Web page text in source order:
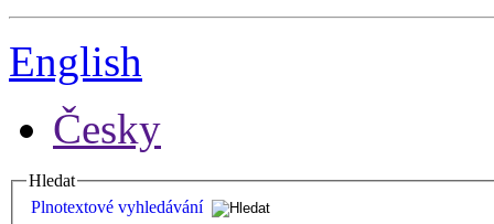
English
Česky
Hledat
Plnotextové vyhledávání